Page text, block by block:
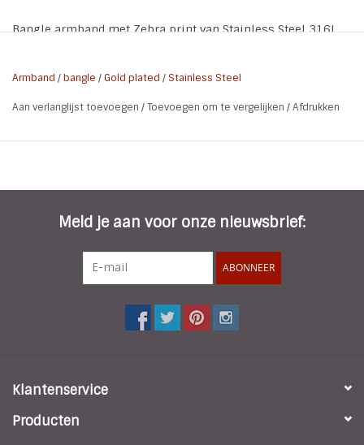
Bangle armband met Zebra print van Stainless Steel 316L
makkelijk open.
Armband /bangle /Gold plated / Stainless Steel
Aan verlanglijst toevoegen /Toevoegen om te vergelijken /Afdrukken
Meld je aan voor onze nieuwsbrief:
ABONNEER
Klantenservice
Producten